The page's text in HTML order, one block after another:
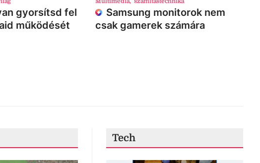
gyorsítsd fel
működését
Samsung monitorok nem
csak gamerek számára
Tech